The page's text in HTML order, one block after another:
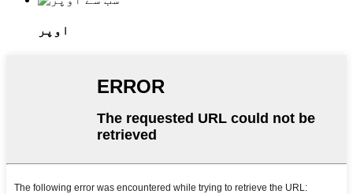
اوپر